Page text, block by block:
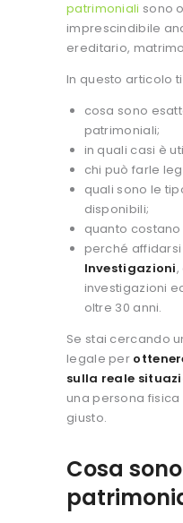
patrimoniali sono
imprescindibile
ereditario,
In questo articolo
cosa sono
patrimoniali;
in quali casi è
chi può farle
quali sono le
disponibili;
quanto
perché
Investigazioni
investigazioni
oltre 30 anni.
Se stai cercando
legale per
sulla reale
una persona
giusto.
Cosa